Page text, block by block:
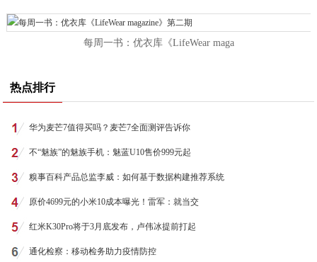
每周一书：优衣库《LifeWear maga
热点排行
华为麦芒7值得买吗？麦芒7全面测评告诉你
不“魅族”的魅族手机：魅蓝U10售价999元起
糗事百科产品总监李威：如何基于数据构建推荐系统
原价4699元的小米10成本曝光！雷军：就当交
红米K30Pro将于3月底发布，卢伟冰提前打起
通化检察：移动检务助力疫情防控